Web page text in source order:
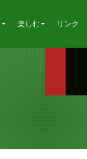
楽しむ リンク